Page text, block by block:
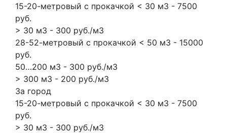
15-20-метровый с прокачкой < 30 м3 - 7500
руб.
> 30 м3 - 300 руб./м3
28-52-метровый с прокачкой < 50 м3 - 15000
руб.
50…200 м3 - 300 руб./м3
> 300 м3 - 200 руб./м3
За город
15-20-метровый с прокачкой < 30 м3 - 7500
руб.
> 30 м3 - 300 руб./м3